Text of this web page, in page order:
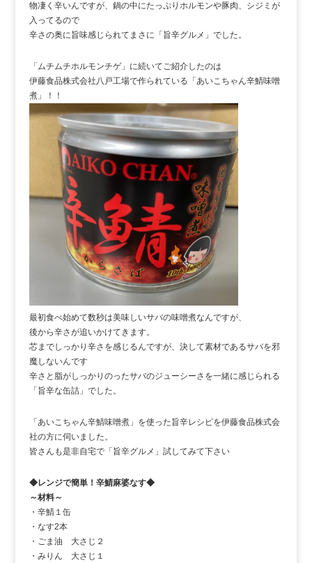
物凄く辛いんですが、鍋の中にたっぷりホルモンや豚肉、シジミが
入ってるので
辛さの奥に旨味感じられてまさに「旨辛グルメ」でした。
「ムチムチホルモンチゲ」に続いてご紹介したのは
伊藤食品株式会社八戸工場で作られている「あいこちゃん辛鯖味噌
煮」！！
最初食べ始めて数秒は美味しいサバの味噌煮なんですが、
後から辛さが追いかけてきます。
芯までしっかり辛さを感じるんですが、決して素材であるサバを邪
魔しないんです
辛さと脂がしっかりのったサバのジューシーさを一緒に感じられる
「旨辛な缶詰」でした。
「あいこちゃん辛鯖味噌煮」を使った旨辛レシピを伊藤食品株式会
社の方に伺いました。
皆さんも是非自宅で「旨辛グルメ」試してみて下さい
◆レンジで簡単！辛鯖麻婆なす◆
～材料～
・辛鯖１缶
・なす2本
・ごま油 大さじ２
・みりん 大さじ１